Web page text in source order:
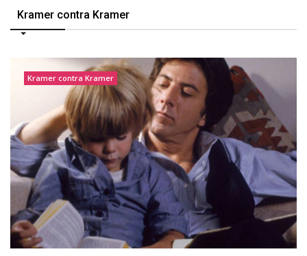
Kramer contra Kramer
Kramer contra Kramer